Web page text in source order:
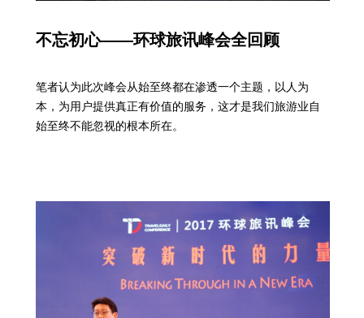
不忘初心——环球旅讯峰会全回顾
笔者认为此次峰会从始至终都在渗透一个主题，以人为
本，为用户提供真正有价值的服务，这才是我们旅游业自
始至终不能忽视的根本所在。